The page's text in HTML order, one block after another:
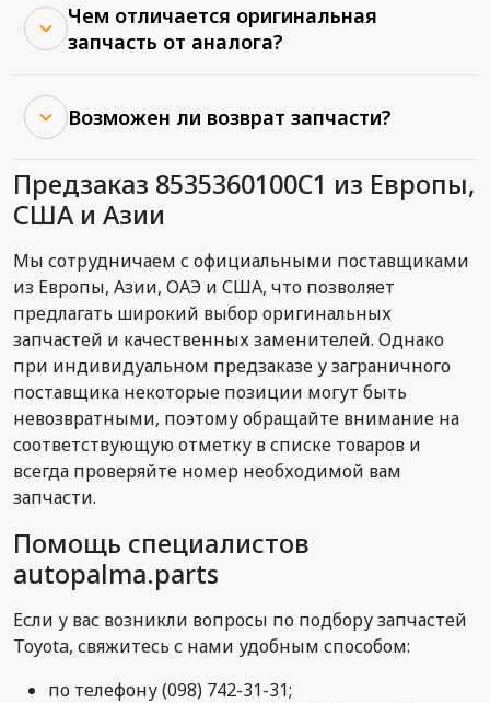
Чем отличается оригинальная
запчасть от аналога?
Возможен ли возврат запчасти?
Предзаказ 8535360100C1 из Европы,
США и Азии
Мы сотрудничаем с официальными поставщиками
из Европы, Азии, ОАЭ и США, что позволяет
предлагать широкий выбор оригинальных
запчастей и качественных заменителей. Однако
при индивидуальном предзаказе у заграничного
поставщика некоторые позиции могут быть
невозвратными, поэтому обращайте внимание на
соответствующую отметку в списке товаров и
всегда проверяйте номер необходимой вам
запчасти.
Помощь специалистов
autopalma.parts
Если у вас возникли вопросы по подбору запчастей
Toyota, свяжитесь с нами удобным способом:
по телефону (098) 742-31-31;